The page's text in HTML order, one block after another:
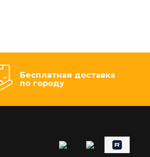
Бесплатная доставка
по городу